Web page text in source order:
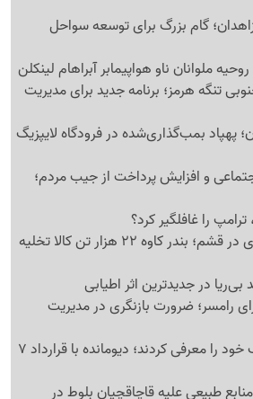
گام بزرگ برای توسعه سواحل
ملوانان ناو هواپیمابر آبراهام لینکلن
تنگه هرمز؛ برنامه جدید برای مدیریت
پهپاد بمب‌گذاری‌شده در فرودگاه لایپزیگ
و افزایش پرداخت از جیب مردم؛
را غافلگیر کرد؟
رشد فعالیت‌های تجاری در قشم؛ بندر کاوه 22 هزار تن کالا تخلیه
در جدیدترین اثر اطیابی
رامسر؛ ضرورت بازنگری در مدیریت
کهکشانی‌ها شکار بزرگ خود را معرفی کردند؛ دیومانده با قرارداد 7
طبیعی علیه قاچاقچیان بلوط در